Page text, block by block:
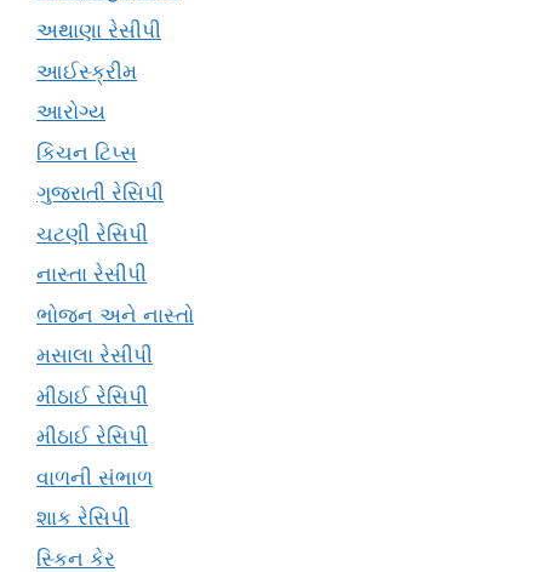
અથાણા રેસીપી
આઈસ્ક્રીમ
આરોગ્ય
કિચન ટિપ્સ
ગુજરાતી રેસિપી
ચટણી રેસિપી
નાસ્તા રેસીપી
ભોજન અને નાસ્તો
મસાલા રેસીપી
મીઠાઈ રેસિપી
મીઠાઈ રેસિપી
વાળની સંભાળ
શાક રેસિપી
સ્કિન કેર